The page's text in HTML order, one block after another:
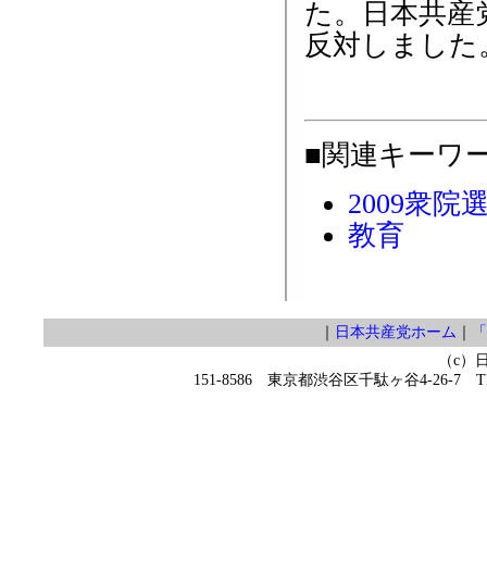
た。日本共
反対しました
■関連キーワ
2009衆院
教育
｜ 日本共産党ホーム ｜
（c）
151-8586 東京都渋谷区千駄ヶ谷4-26-7